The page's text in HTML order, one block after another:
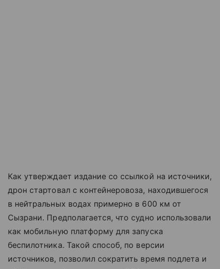
Как утверждает издание со ссылкой на источники,
дрон стартовал с контейнеровоза, находившегося
в нейтральных водах примерно в 600 км от
Сызрани. Предполагается, что судно использовали
как мобильную платформу для запуска
беспилотника. Такой способ, по версии
источников, позволил сократить время подлета и